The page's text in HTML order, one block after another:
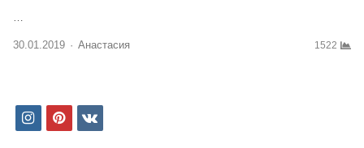
30.01.2019 Author
Анастасия 1522
i
p
v